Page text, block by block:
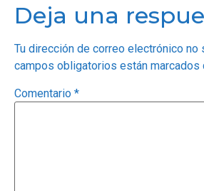
Deja una
Tu dirección de correo electrónico no
campos obligatorios están marcados
Comentario *